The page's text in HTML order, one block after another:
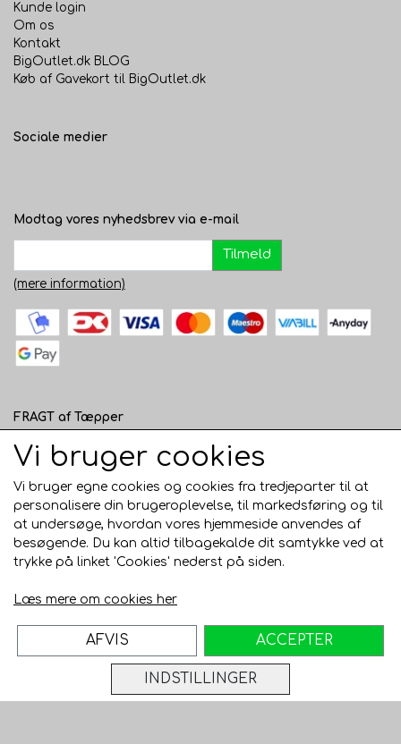
Kunde login
Om os
Kontakt
BigOutlet.dk BLOG
Køb af Gavekort til BigOutlet.dk
Sociale medier
Modtag vores nyhedsbrev via e-mail
Tilmeld
(mere information)
FRAGT af Tæpper
1 - 120 cm bred - 49 kr. til pakkeshop eller 82 kr.
hjemmelevering
121 - 200 cm bred - 99 kr. hjemmelevering
Over 200 cm bred - KUN Afhentning i Horsens
AFHENTNING I HORSENS - GRATIS
Vi bruger cookies
Vi bruger egne cookies og cookies fra tredjeparter til at
personalisere din brugeroplevelse, til markedsføring og til
at undersøge, hvordan vores hjemmeside anvendes af
besøgende. Du kan altid tilbagekalde dit samtykke ved at
trykke på linket 'Cookies' nederst på siden.
Læs mere om cookies her
INDSTILLINGER
AFVIS ACCEPTER